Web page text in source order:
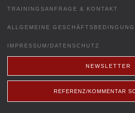
TRAININGSANFRAGE & KONTAKT
ALLGEMEINE
IMPRESSUM/DATENSCHUTZ
NEWSLETTER
REFERENZ/KOMMENTAR